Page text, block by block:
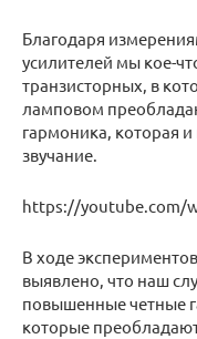
Благодаря
усилителей мы кое-
транзисторных, в
ламповом
гармоника, которая
звучание.
https://youtube.com/
В ходе
выявлено, что наш
повышенные четные
которые